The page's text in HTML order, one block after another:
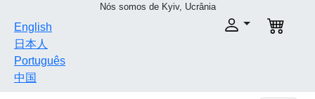
Nós somos de Kyiv, Ucrânia
English
日本人
Português
中国